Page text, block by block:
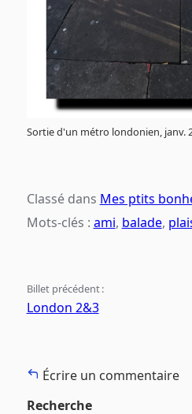
Sortie d'un métro londonien, janv.
Classé dans Mes ptits
Mots-clés : ami, balade,
Billet précédent :
London 2&3
Écrire un commentaire
Recherche